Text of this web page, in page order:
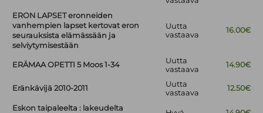
ERON LAPSET eronneiden
vanhempien lapset kertovat eron
seurauksista elämässään ja
selviytymisestään
Uutta
vastaava
16.00€
ERÄMAA OPETTI 5 Moos 1-34
Uutta
vastaava
14.90€
Eränkävijä 2010-2011
Uutta
vastaava
12.50€
Eskon taipaleelta : lakeudelta